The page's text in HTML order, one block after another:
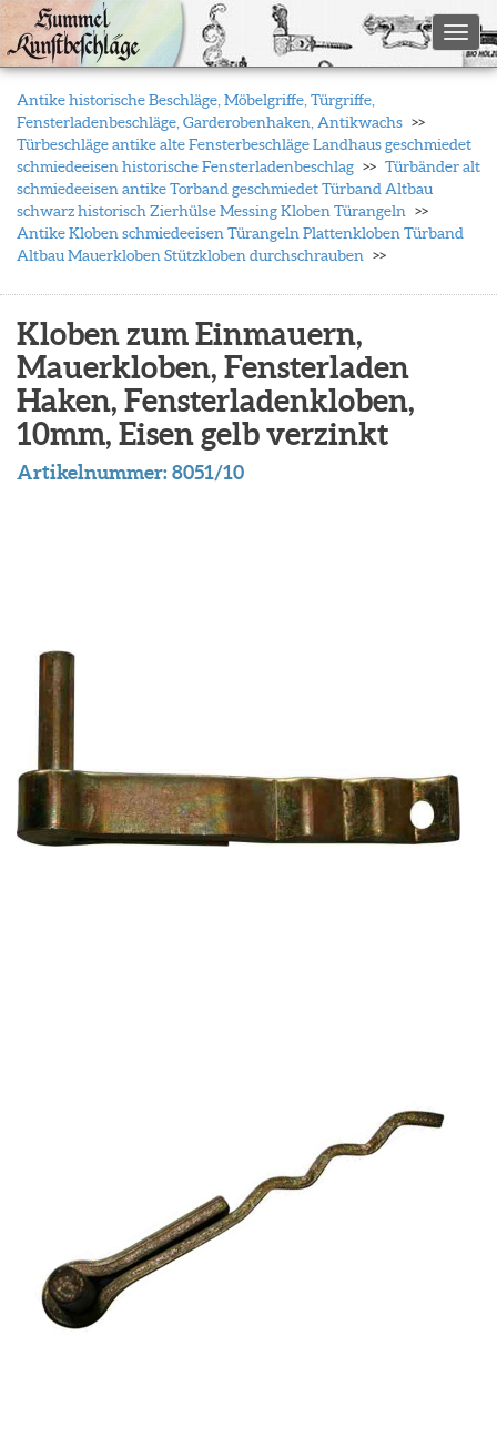
Antike historische Beschläge, Möbelgriffe, Türgriffe,
Fensterladenbeschläge, Garderobenhaken, Antikwachs
Türbeschläge antike alte Fensterbeschläge Landhaus geschmiedet
schmiedeeisen historische Fensterladenbeschlag
Türbänder alt
schmiedeeisen antike Torband geschmiedet Türband Altbau
schwarz historisch Zierhülse Messing Kloben Türangeln
Antike Kloben schmiedeeisen Türangeln Plattenkloben Türband
Altbau Mauerkloben Stützkloben durchschrauben
Kloben zum Einmauern,
Mauerkloben, Fensterladen
Haken, Fensterladenkloben,
10mm, Eisen gelb verzinkt
Artikelnummer:8051/10